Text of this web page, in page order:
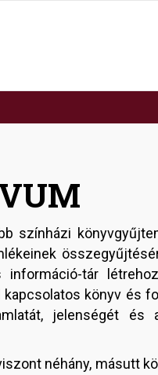
színházi
tár
könyv és
jelenségét és
néhány, másutt